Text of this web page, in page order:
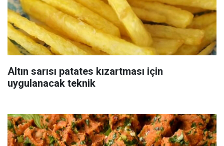
Altın sarısı patates kızartması için
uygulanacak teknik